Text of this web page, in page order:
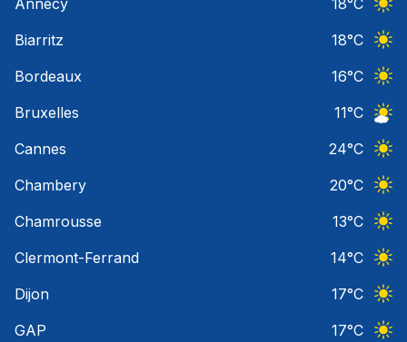
Biarritz
18°C
Bordeaux
16°C
Bruxelles
11°C
Cannes
24°C
Chambery
20°C
Chamrousse
13°C
Clermont-Ferrand
14°C
Dijon
17°C
GAP
17°C